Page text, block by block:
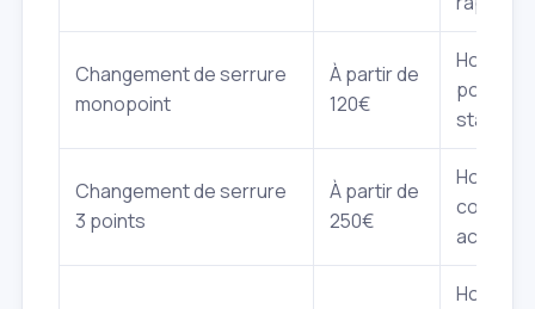
Changement de serrure
monopoint
À partir de
120€
Hors
pour
standard
Changement de serrure
3 points
À partir de
250€
Hors
accrue
Hors